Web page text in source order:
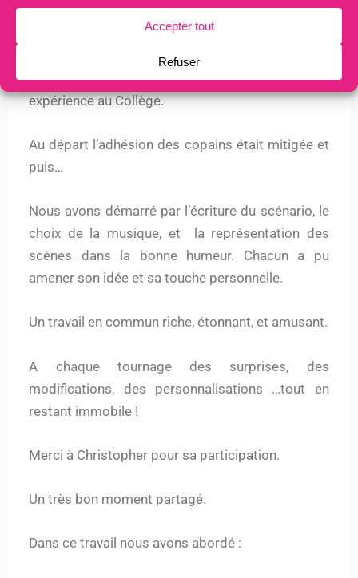
L’idée est venue d’Alexandre qui a fait cette
expérience au Collège.
Au départ l’adhésion des copains était mitigée et
puis…
Nous avons démarré par l’écriture du scénario, le
choix de la musique, et la représentation des
scènes dans la bonne humeur. Chacun a pu
amener son idée et sa touche personnelle.
Un travail en commun riche, étonnant, et amusant.
A chaque tournage des surprises, des
modifications, des personnalisations …tout en
restant immobile !
Merci à Christopher pour sa participation.
Un très bon moment partagé.
Dans ce travail nous avons abordé :